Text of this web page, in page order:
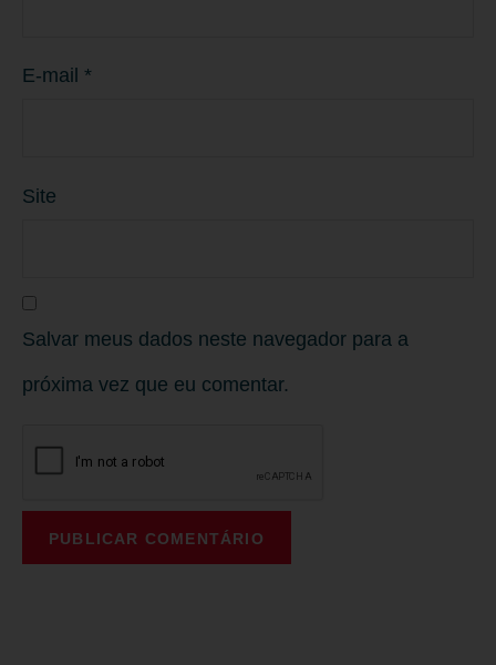
E-mail *
Site
Salvar meus dados neste navegador para a
próxima vez que eu comentar.